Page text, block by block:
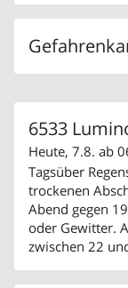
6533
Heute, 7.8. ab
Tagsüber
trockenen
Abend gegen
oder Gewitter.
zwischen 22